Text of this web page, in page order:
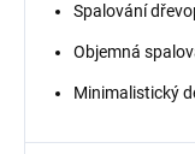
Spalování
Objemná
Minimalistický